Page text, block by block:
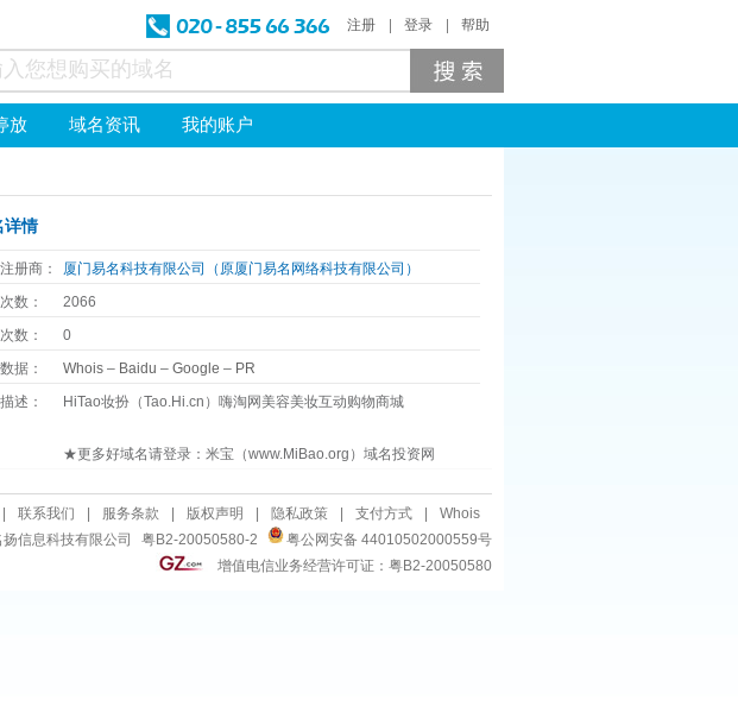
注册 登录 帮助
放 域名资讯 我的账户
详情
册商：
厦门易名科技有限公司（原厦门易名网络科技有限公司）
数：
2066
数：
0
据：
Whois – Baidu –Google – PR
述：
HiTao妆扮（Tao.Hi.cn）嗨淘网美容美妆互动购物商城
★更多好域名请登录：米宝（www.MiBao.org）域名投资网
联系我们 服务条款 版权声明 隐私政策 支付方式
Whois
粤公网安备 44010502000559号
粤B2-20050580-2
扬信息科技有限公司
增值电信业务经营许可证：粤B2-20050580